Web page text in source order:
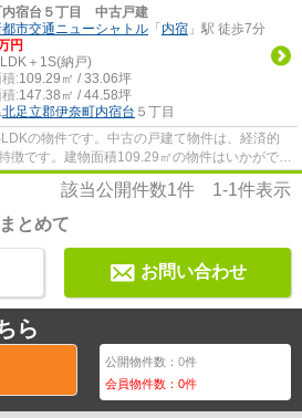
内宿台５丁目 中古戸建
市交通ニューシャトル 「 内宿 」駅 徒歩7分
円
＋1S(納戸)
:109.29㎡ / 33.06坪
:147.38㎡ / 44.58坪
北足立郡伊奈町内宿台 ５丁目
の物件です。中古の戸建て物件は、経済的
徴です。建物面積109.29㎡の物件はいかがです
システムは災害時に...
該当公開件数1件 1-1件表示
とめて
お問い合わせ
ら
公開物件数：0件
会員物件数：0件